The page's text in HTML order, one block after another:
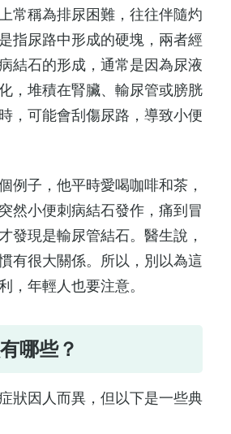
常稱為排尿困難，往往伴隨灼
指尿路中形成的硬塊，兩者經
結石的形成，通常是因為尿液
，堆積在腎臟、輸尿管或膀胱
，可能會刮傷尿路，導致小便
例子，他平時愛喝咖啡和茶，
然小便刺病結石發作，痛到冒
發現是輸尿管結石。醫生說，
有很大關係。所以，別以為這
，年輕人也要注意。
哪些？
狀因人而異，但以下是一些典